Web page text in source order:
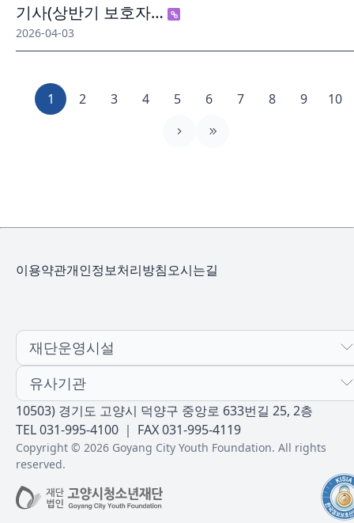
기사(상반기 보호자…
2026-04-03
1 2 3 4 5 6 7 8 9 10
10503) 경기도 고양시 덕양구 중앙로 633번길 25, 2층
TEL 031-995-4100 ｜ FAX 031-995-4119
Copyright © 2026 Goyang City Youth Foundation. All rights
reserved.
이용약관개인정보처리방침오시는길
재단운영시설
유사기관